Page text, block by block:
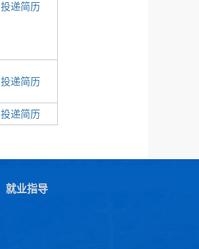
投递简历
投递简历
投递简历
就业指导